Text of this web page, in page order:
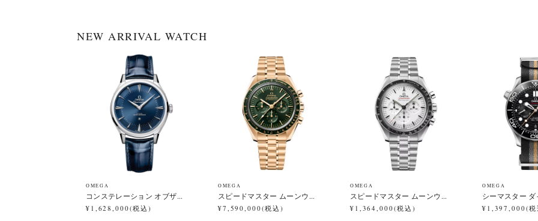
NEW ARRIVAL WATCH
OMEGA
コンステレーション オブザ...
¥1,628,000(税込)
OMEGA
スピードマスター ムーンウ...
¥7,590,000(税込)
OMEGA
スピードマスター ムーンウ...
¥1,364,000(税込)
OMEGA
シーマスター
¥1,397,000(